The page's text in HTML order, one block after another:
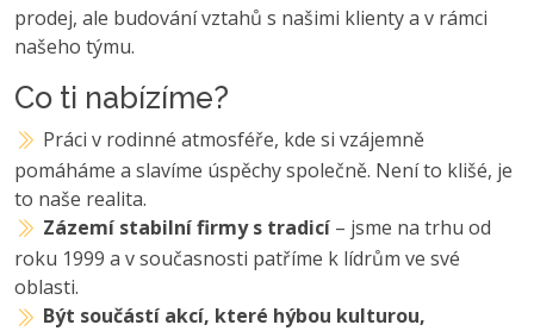
prodej, ale budování vztahů s našimi klienty a v rámci
našeho týmu.
Co ti nabízíme?
Práci v rodinné atmosféře, kde si vzájemně
pomáháme a slavíme úspěchy společně. Není to klišé, je
to naše realita.
Zázemí stabilní firmy s tradicí – jsme na trhu od
roku 1999 a v současnosti patříme k lídrům ve své
oblasti.
Být součástí akcí, které hýbou kulturou,